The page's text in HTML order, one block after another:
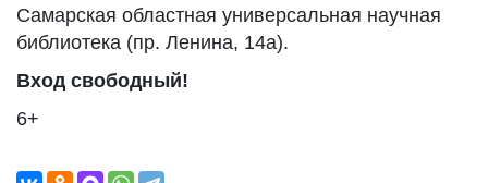
Самарская областная универсальная научная
библиотека (пр. Ленина, 14а).
Вход свободный!
6+